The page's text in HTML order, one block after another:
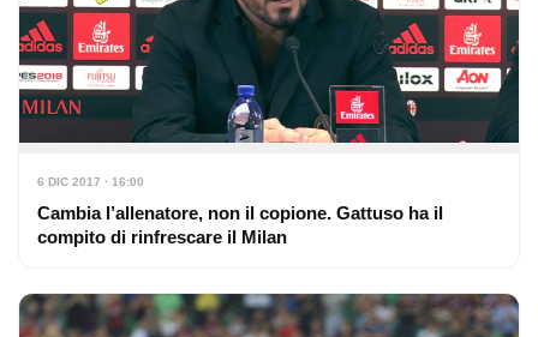
6 DIC 2017 · 16:00
Cambia l’allenatore, non il copione. Gattuso ha il
compito di rinfrescare il Milan